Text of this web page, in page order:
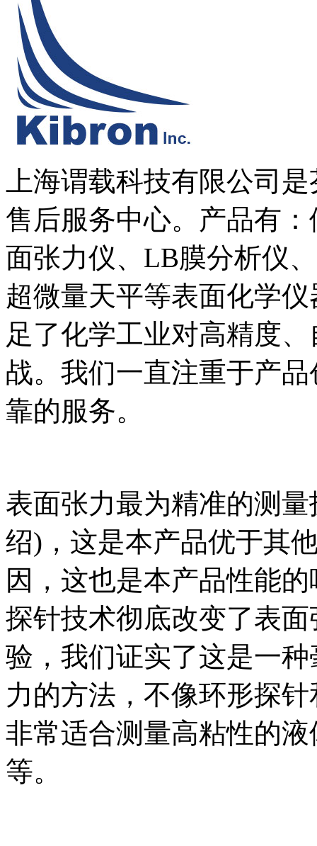
上海谓载科技有限公司
售后服务中心。产品有
面张力仪、LB膜分析仪
超微量天平等表面化学
足了化学工业对高精度
战。我们一直注重于产
靠的服务。
表面张力最为精准的测
绍)，这是本产品优于其
因，这也是本产品性能
探针技术彻底改变了表
验，我们证实了这是一
力的方法，不像环形探
非常适合测量高粘性的
等。